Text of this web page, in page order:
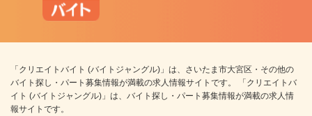
「クリエイトバイト (バイトジャングル)」は、さいたま市大宮区・その他の
バイト探し・パート募集情報が満載の求人情報サイトです。 「クリエイトバ
イト (バイトジャングル)」は、バイト探し・パート募集情報が満載の求人情
報サイトです。